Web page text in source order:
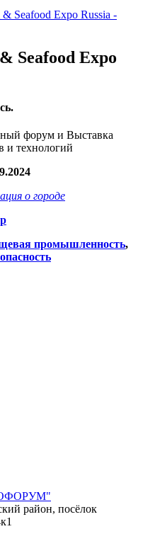
Seafood Expo Russia -
Seafood Expo
форум и Выставка
и технологий
о городе
промышленность,
район, посёлок